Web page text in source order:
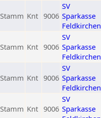
Stamm Knt 9006
SV
Sparkasse
Feldkirchen
Stamm Knt 9006
SV
Sparkasse
Feldkirchen
Stamm Knt 9006
SV
Sparkasse
Feldkirchen
Stamm Knt 9006
SV
Sparkasse